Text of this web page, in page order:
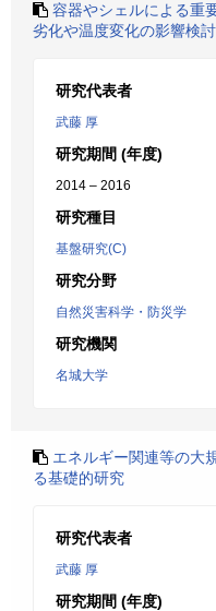
容器やシェルによる重
劣化や温度変化の影響検討
研究代表者
武藤 厚
研究期間 (年度)
2014 – 2016
研究種目
基盤研究(C)
研究分野
自然災害科学・防災学
研究機関
名城大学
エネルギー関連等の大
る基礎的研究
研究代表者
武藤 厚
研究期間 (年度)